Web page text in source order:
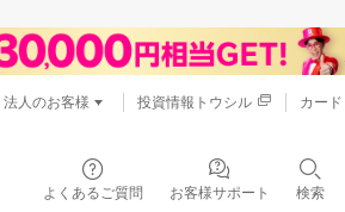
よくあるご質問 お客様サポート 検索
法人のお客様 投資情報トウシル カード